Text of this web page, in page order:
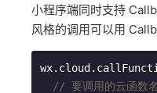
小程序端同时支持
风格的调用可以用
// 要调用的云函数